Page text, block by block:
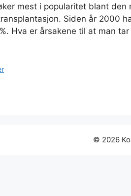
mest i popularitet blant den
Siden år 2000
Hva er årsakene til at man
© 2026